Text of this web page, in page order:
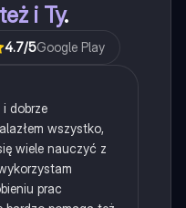
i Ty.
4.7/5Google Play
dobrze
wszystko,
wiele nauczyć z
prac